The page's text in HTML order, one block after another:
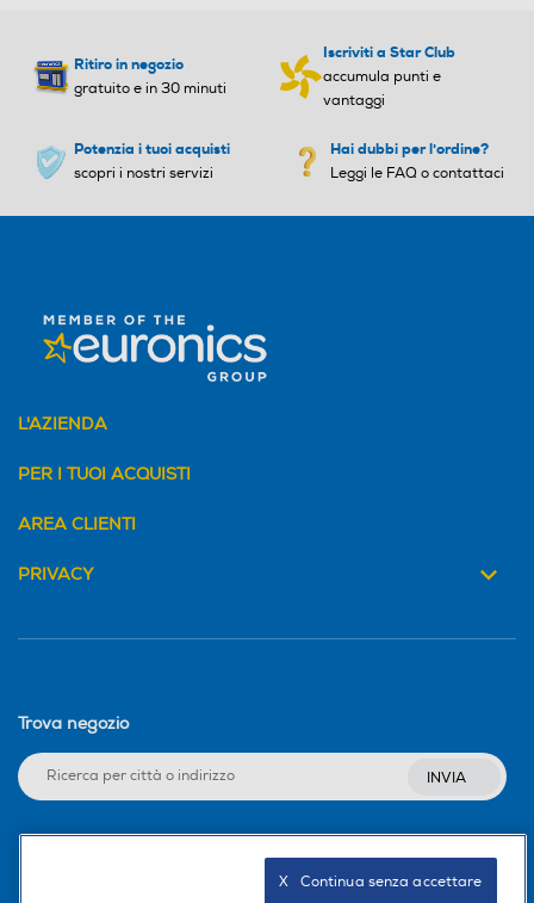
Ritiro in negozio
gratuito e in 30 minuti
Iscriviti a Star Club
accumula punti e
vantaggi
Potenzia i tuoi acquisti
scopri i nostri servizi
Hai dubbi per l'ordine?
Leggi le FAQ o contattaci
L'AZIENDA
PER I TUOI ACQUISTI
AREA CLIENTI
PRIVACY
Trova negozio
INVIA
X   Continua senza accettare